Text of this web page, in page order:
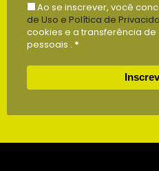
Ao se inscrever, você
de Uso e Política de
cookies e a transferência
pessoais . *